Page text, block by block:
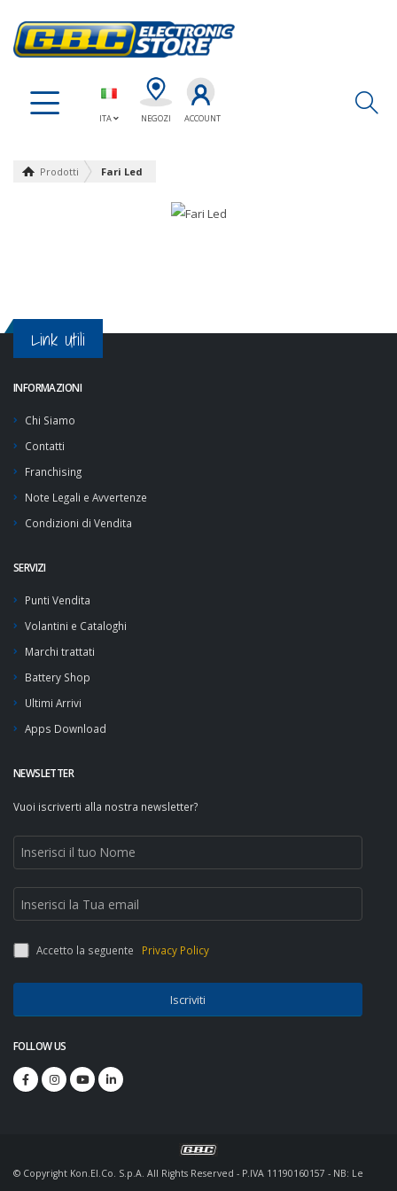
ITA NEGOZI ACCOUNT
Prodotti Fari Led
Link Utili
INFORMAZIONI
Chi Siamo
Contatti
Franchising
Note Legali e Avvertenze
Condizioni di Vendita
SERVIZI
Punti Vendita
Volantini e Cataloghi
Marchi trattati
Battery Shop
Ultimi Arrivi
Apps Download
NEWSLETTER
Vuoi iscriverti alla nostra newsletter?
Accetto la seguente Privacy Policy
Iscriviti
FOLLOW US
© Copyright Kon.El.Co. S.p.A. All Rights Reserved - P.IVA 11190160157 - NB: Le